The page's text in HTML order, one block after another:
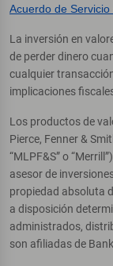
Acuerdo de
La inversión en
de perder dinero
cualquier
implicaciones
Los productos de
Pierce, Fenner &
“MLPF&S” o
asesor de
propiedad absoluta
a disposición
administrados,
son afiliadas de